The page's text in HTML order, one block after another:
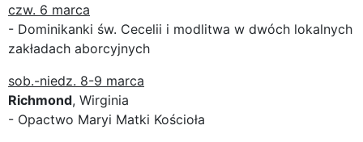
czw. 6 marca
- Dominikanki św. Cecelii i modlitwa w dwóch lokalnych
zakładach aborcyjnych
sob.-niedz. 8-9 marca
Richmond, Wirginia
- Opactwo Maryi Matki Kościoła